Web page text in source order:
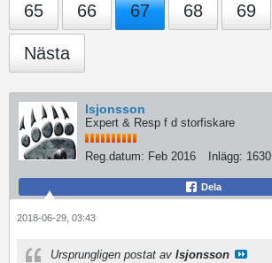
65 66 67 68 69
Nästa
lsjonsson
Expert & Resp f d storfiskare
Reg.datum: Feb 2016 Inlägg: 1630
Dela
2018-06-29, 03:43
Ursprungligen postat av lsjonsson